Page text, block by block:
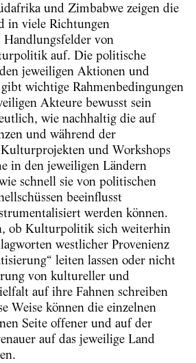
und Zimbabwe zeigen die
in viele Richtungen
von
auf. Die politische
jeweiligen Aktionen und
wichtige Rahmenbedingungen
Akteure bewusst sein
wie nachhaltig die auf
und während der
und Workshops
in den jeweiligen Ländern
schnell sie von politischen
beeinflusst
werden können.
ob Kulturpolitik sich weiterhin
westlicher Provenienz
leiten lassen oder nicht
von kultureller und
auf ihre Fahnen schreiben
Weise können die einzelnen
Seite offener und auf der
auf das jeweilige Land